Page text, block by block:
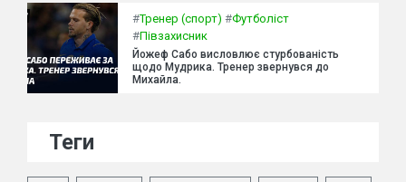
#Тренер (спорт) #Футболіст
#Півзахисник
Йожеф Сабо висловлює стурбованість
щодо Мудрика. Тренер звернувся до
Михайла.
Теги